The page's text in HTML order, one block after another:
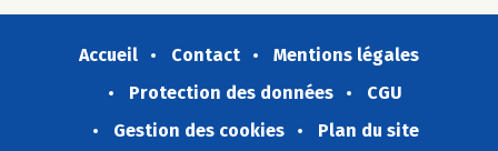
Accueil Contact
Mentions légales
Protection des données
CGU
Gestion des cookies
Plan du site